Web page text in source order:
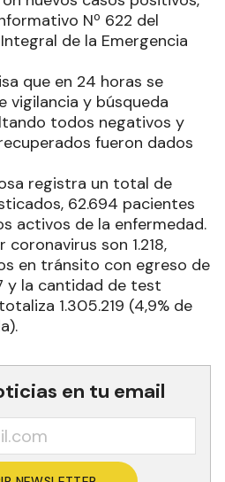
Nº 622 del
de la Emergencia
que en 24 horas se
vigilancia y búsqueda
todos negativos y
fueron dados
registra un total de
62.694 pacientes
activos de la enfermedad.
son 1.218,
en tránsito con egreso de
y la cantidad de test
1.305.219 (4,9% de
en tu email